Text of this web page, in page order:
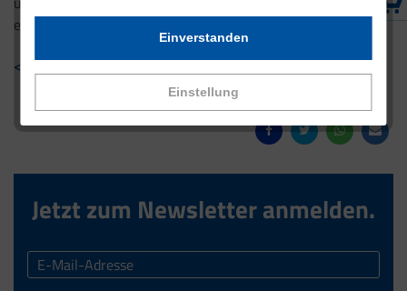
Einstellung
Einverstanden
erleben Sie den Unterschied!
< Zurück zur Übersicht
Jetzt zum Newsletter anmelden.